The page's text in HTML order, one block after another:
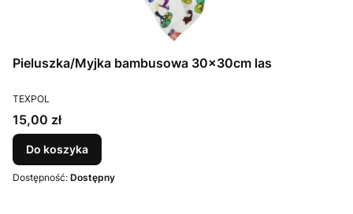
Pieluszka/Myjka bambusowa 30x30cm las
PRODUCENT
TEXPOL
Cena
15,00 zł
Do koszyka
Dostępność: Dostępny